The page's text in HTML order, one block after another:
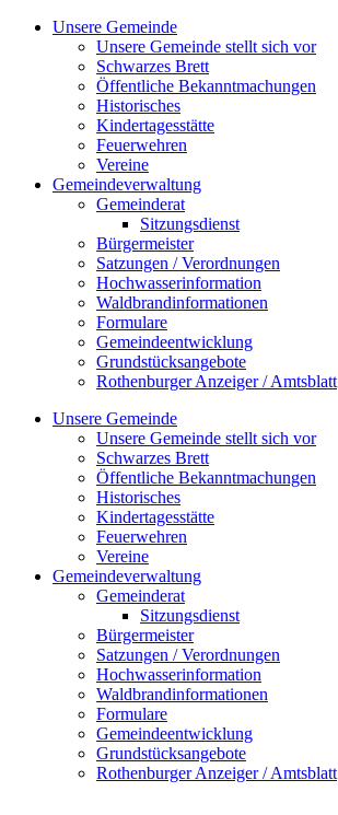
Zum
Unsere Gemeinde
Unsere Gemeinde stellt sich vor
Schwarzes Brett
Öffentliche Bekanntmachungen
Historisches
Kindertagesstätte
Feuerwehren
Vereine
Gemeindeverwaltung
Gemeinderat
Sitzungsdienst
Bürgermeister
Satzungen / Verordnungen
Hochwasserinformation
Waldbrandinformationen
Formulare
Gemeindeentwicklung
Grundstücksangebote
Rothenburger Anzeiger / Amtsblatt
Unsere Gemeinde
Unsere Gemeinde stellt sich vor
Schwarzes Brett
Öffentliche Bekanntmachungen
Historisches
Kindertagesstätte
Feuerwehren
Vereine
Gemeindeverwaltung
Gemeinderat
Sitzungsdienst
Bürgermeister
Satzungen / Verordnungen
Hochwasserinformation
Waldbrandinformationen
Formulare
Gemeindeentwicklung
Grundstücksangebote
Rothenburger Anzeiger / Amtsblatt